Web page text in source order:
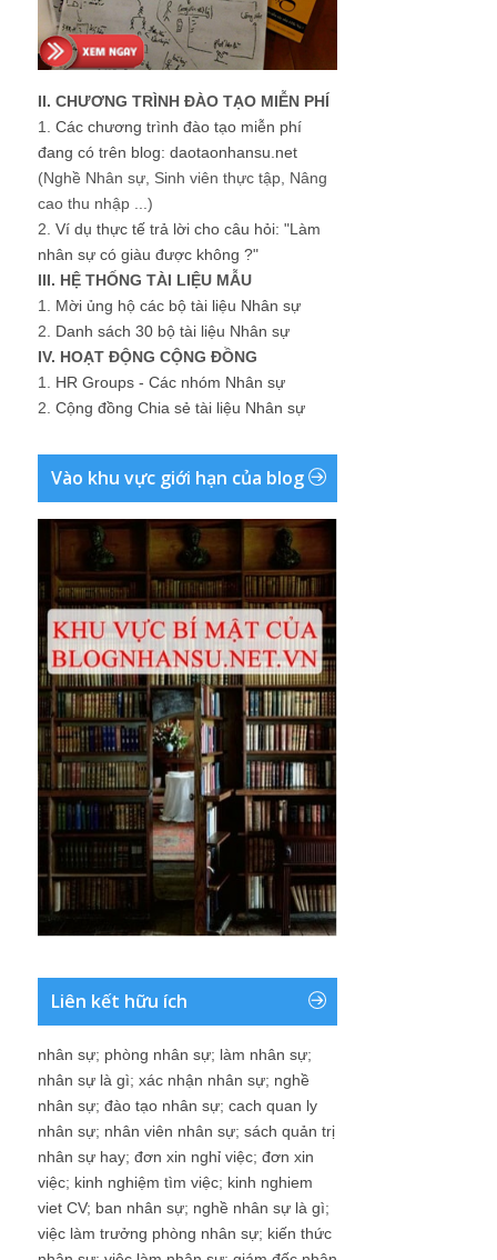
II. CHƯƠNG TRÌNH ĐÀO TẠO MIỄN PHÍ
1. Các chương trình đào tạo miễn phí
đang có trên blog: daotaonhansu.net
(Nghề Nhân sự, Sinh viên thực tập, Nâng
cao thu nhập ...)
2. Ví dụ thực tế trả lời cho câu hỏi: "Làm
nhân sự có giàu được không ?"
III. HỆ THỐNG TÀI LIỆU MẪU
1. Mời ủng hộ các bộ tài liệu Nhân sự
2. Danh sách 30 bộ tài liệu Nhân sự
IV. HOẠT ĐỘNG CỘNG ĐỒNG
1. HR Groups - Các nhóm Nhân sự
2. Cộng đồng Chia sẻ tài liệu Nhân sự
Vào khu vực giới hạn của blog
Liên kết hữu ích
nhân sự; phòng nhân sự; làm nhân sự;
nhân sự là gì; xác nhận nhân sự; nghề
nhân sự; đào tạo nhân sự; cach quan ly
nhân sự; nhân viên nhân sự; sách quản trị
nhân sự hay; đơn xin nghỉ việc; đơn xin
việc; kinh nghiệm tìm việc; kinh nghiem
viet CV; ban nhân sự; nghề nhân sự là gì;
việc làm trưởng phòng nhân sự; kiến thức